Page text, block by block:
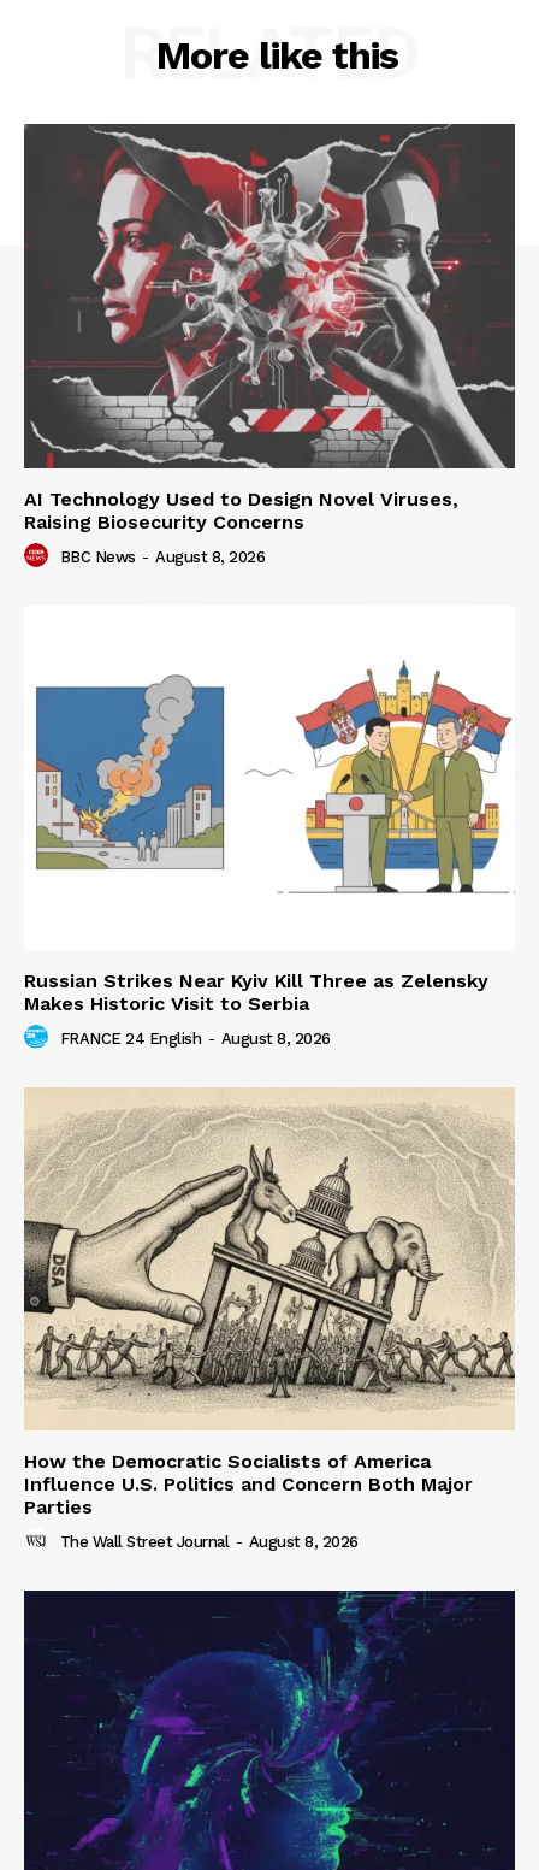
More like this
RELATED
AI Technology Used to Design Novel Viruses,
Raising Biosecurity Concerns
BBC News - August 8, 2026
Russian Strikes Near Kyiv Kill Three as Zelensky
Makes Historic Visit to Serbia
FRANCE 24 English - August 8, 2026
How the Democratic Socialists of America
Influence U.S. Politics and Concern Both Major
Parties
The Wall Street Journal - August 8, 2026